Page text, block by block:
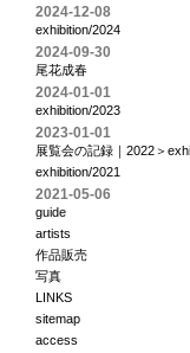
2024-12-08
exhibition/2024
2024-09-30
尾花成春
2024-01-01
exhibition/2023
2023-01-01
展覧会の記録｜2022＞
exhibition/2021
2021-05-06
guide
artists
作品販売
写真
LINKS
sitemap
access